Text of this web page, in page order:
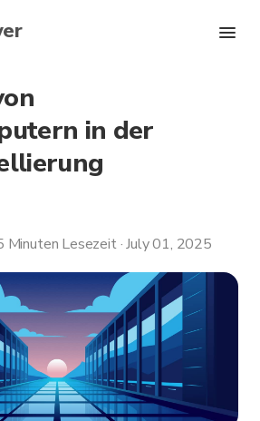
in der
Minuten Lesezeit · July 01, 2025
App